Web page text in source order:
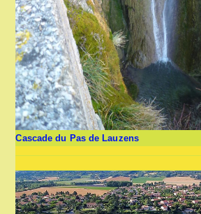
Cascade du Pas de Lauzens